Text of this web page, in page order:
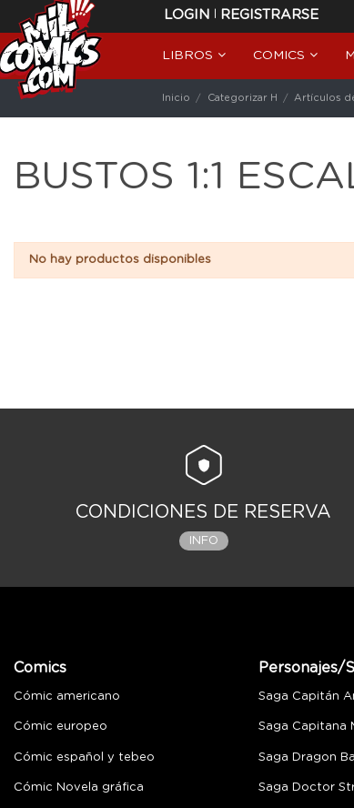
LOGIN | REGISTRARSE
LIBROS COMICS
Inicio Categorizar H Artículos
BUSTOS 1:1
No hay productos disponibles
CONDICIONES DE RESERVA
INFO
Comics
Cómic americano
Cómic europeo
Cómic español y tebeo
Cómic Novela gráfica
Personajes/
Saga Capitán
Saga Capitana
Saga Dragon
Saga Doctor